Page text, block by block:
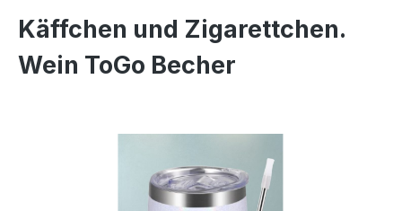
Käffchen und Zigarettchen.
Wein ToGo Becher